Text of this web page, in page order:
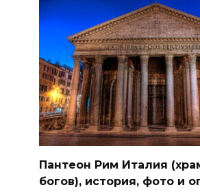
Пантеон Рим Италия
богов), история, фото и